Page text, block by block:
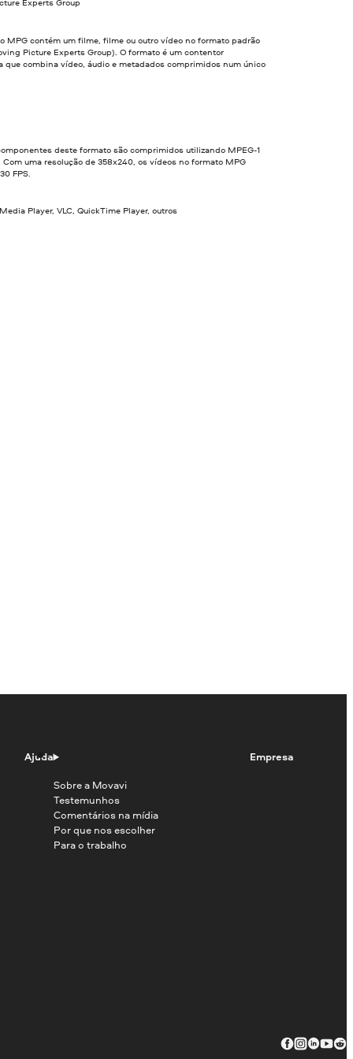
Experts Group
MPG contém um filme, filme ou outro vídeo no formato padrão
Picture Experts Group). O formato é um contentor
que combina vídeo, áudio e metadados comprimidos num único
deste formato são comprimidos utilizando MPEG-1
Com uma resolução de 358x240, os vídeos no formato MPG
FPS.
Player, VLC, QuickTime Player, outros
Ajuda
Empresa
Sobre a Movavi
Testemunhos
Comentários na mídia
Por que nos escolher
Para o trabalho